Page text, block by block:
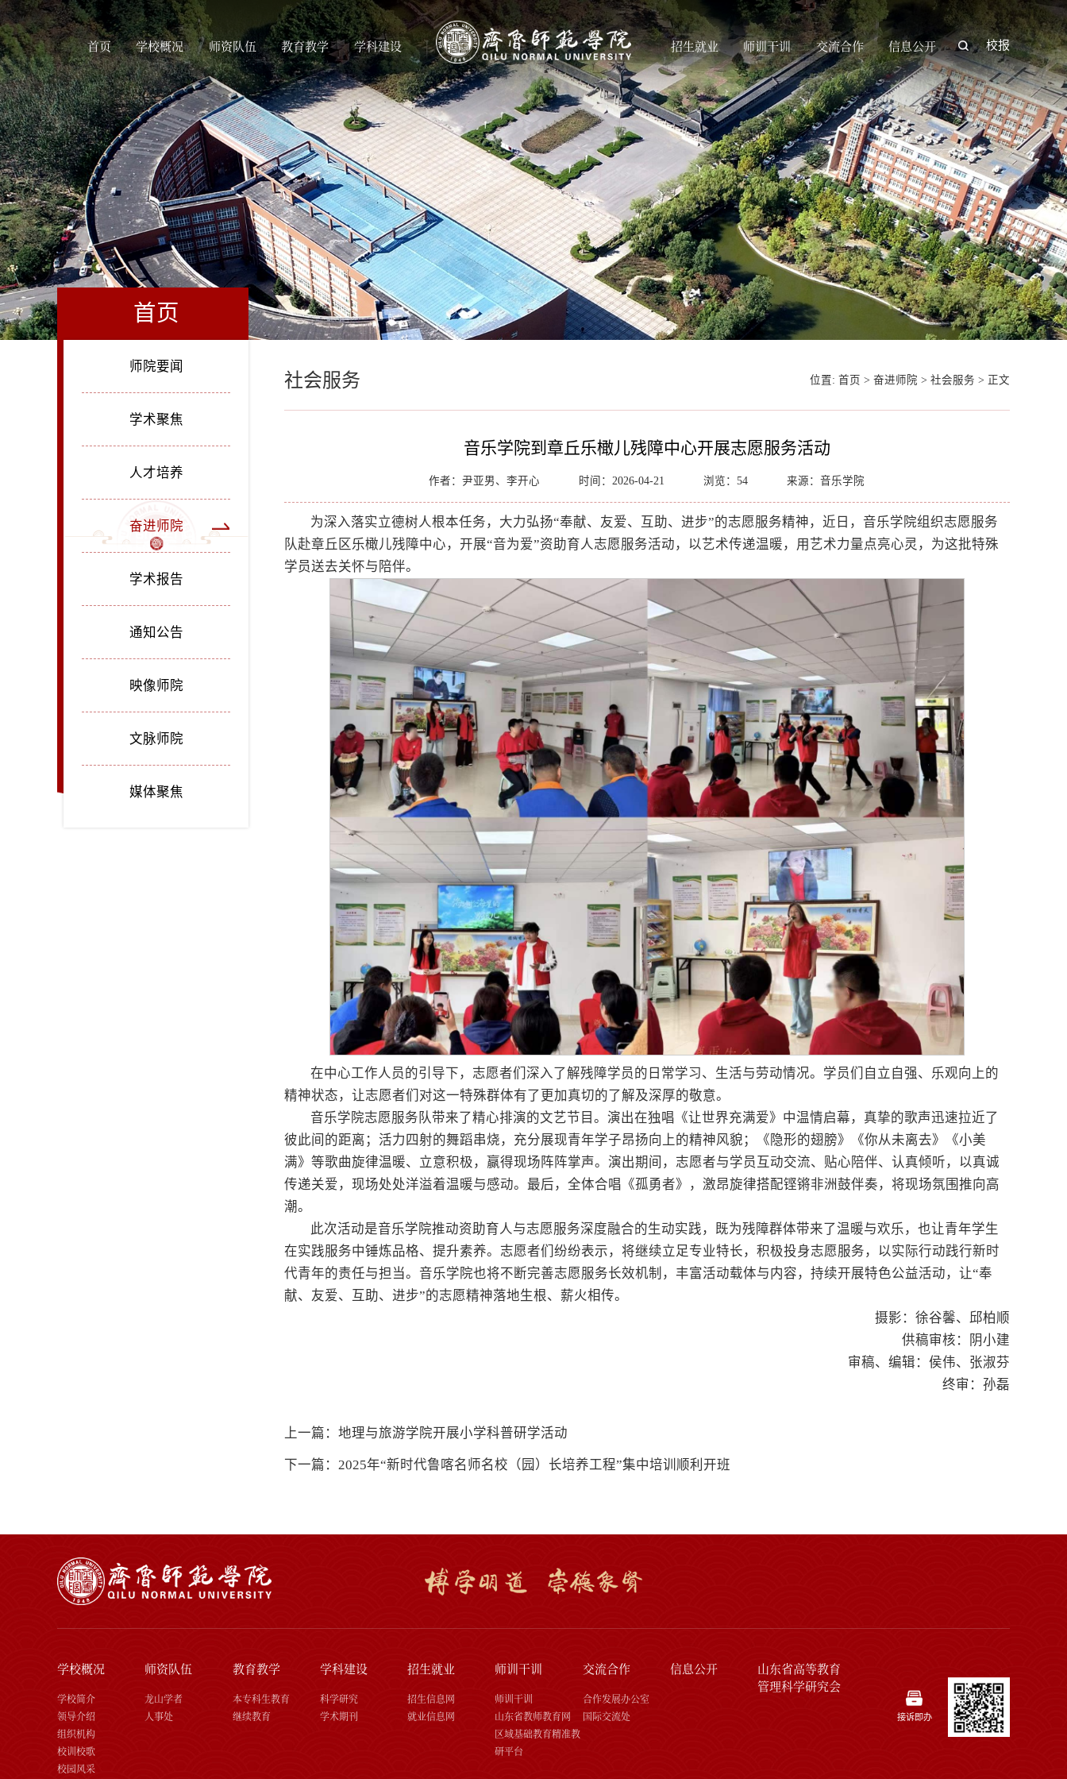
首页 学校概况 师资队伍 教育教学 学科建设 招生就业 师训干训 交流合作 信息公开 校报
首页
师院要闻
学术聚焦
人才培养
奋进师院
学术报告
通知公告
映像师院
文脉师院
媒体聚焦
社会服务 位置: 首页 > 奋进师院 > 社会服务 > 正文
音乐学院到章丘乐橄儿残障中心开展志愿服务活动
作者：尹亚男、李开心 时间：2026-04-21 浏览：54 来源：音乐学院
为深入落实立德树人根本任务，大力弘扬“奉献、友爱、互助、进步”的志愿服务精神，近日，音乐学院组织志愿服务
队赴章丘区乐橄儿残障中心，开展“音为爱”资助育人志愿服务活动，以艺术传递温暖，用艺术力量点亮心灵，为这批特殊
学员送去关怀与陪伴。
在中心工作人员的引导下，志愿者们深入了解残障学员的日常学习、生活与劳动情况。学员们自立自强、乐观向上的
精神状态，让志愿者们对这一特殊群体有了更加真切的了解及深厚的敬意。
音乐学院志愿服务队带来了精心排演的文艺节目。演出在独唱《让世界充满爱》中温情启幕，真挚的歌声迅速拉近了
彼此间的距离；活力四射的舞蹈串烧，充分展现青年学子昂扬向上的精神风貌；《隐形的翅膀》《你从未离去》《小美
满》等歌曲旋律温暖、立意积极，赢得现场阵阵掌声。演出期间，志愿者与学员互动交流、贴心陪伴、认真倾听，以真诚
传递关爱，现场处处洋溢着温暖与感动。最后，全体合唱《孤勇者》，激昂旋律搭配铿锵非洲鼓伴奏，将现场氛围推向高
潮。
此次活动是音乐学院推动资助育人与志愿服务深度融合的生动实践，既为残障群体带来了温暖与欢乐，也让青年学生
在实践服务中锤炼品格、提升素养。志愿者们纷纷表示，将继续立足专业特长，积极投身志愿服务，以实际行动践行新时
代青年的责任与担当。音乐学院也将不断完善志愿服务长效机制，丰富活动载体与内容，持续开展特色公益活动，让“奉
献、友爱、互助、进步”的志愿精神落地生根、薪火相传。
摄影：徐谷馨、邱柏顺
供稿审核：阴小建
审稿、编辑：侯伟、张淑芬
终审：孙磊
上一篇：地理与旅游学院开展小学科普研学活动
下一篇：2025年“新时代鲁喀名师名校（园）长培养工程”集中培训顺利开班
学校概况
学校简介
领导介绍
组织机构
校训校歌
校园风采
师资队伍
龙山学者
人事处
教育教学
本专科生教育
继续教育
学科建设
科学研究
学术期刊
招生就业
招生信息网
就业信息网
师训干训
师训干训
山东省教师教育网
区域基础教育精准教
研平台
交流合作
合作发展办公室
国际交流处
信息公开
山东省高等教育
管理科学研究会
接诉即办